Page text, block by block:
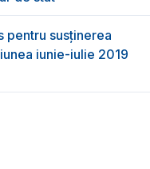
pentru susţinerea
iunie-iulie 2019